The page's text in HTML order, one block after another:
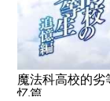
魔法科高校的劣
忆篇